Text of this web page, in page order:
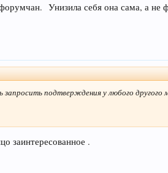
Унизила себя она сама, а
подтверждения у любого другого
заинтересованное .